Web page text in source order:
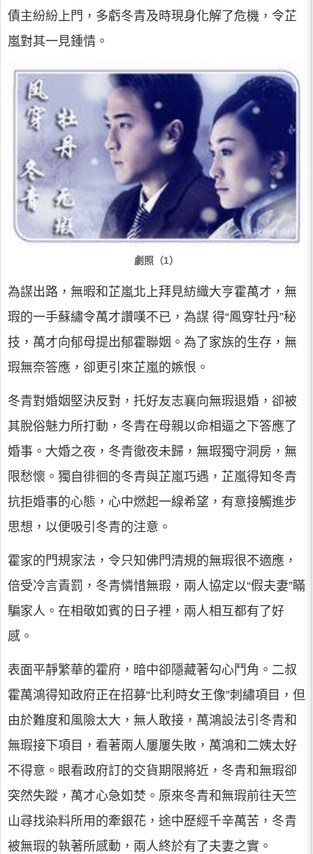
債主紛紛上門，多虧冬青及時現身化解了危機，令芷
嵐對其一見鍾情。
劇照（1）
為謀出路，無暇和芷嵐北上拜見紡織大亨霍萬才，無
瑕的一手蘇繡令萬才讚嘆不已，為謀 得“鳳穿牡丹”秘
技，萬才向郁母提出郁霍聯姻。為了家族的生存，無
瑕無奈答應，卻更引來芷嵐的嫉恨。
冬青對婚姻堅決反對，托好友志襄向無瑕退婚，卻被
其脫俗魅力所打動，冬青在母親以命相逼之下答應了
婚事。大婚之夜，冬青徹夜未歸，無瑕獨守洞房，無
限愁懷。獨自徘徊的冬青與芷嵐巧遇，芷嵐得知冬青
抗拒婚事的心態，心中燃起一線希望，有意接觸進步
思想，以便吸引冬青的注意。
霍家的門規家法，令只知佛門清規的無瑕很不適應，
倍受冷言責罰，冬青憐惜無瑕，兩人協定以“假夫妻”瞞
騙家人。在相敬如賓的日子裡，兩人相互都有了好
感。
表面平靜繁華的霍府，暗中卻隱藏著勾心鬥角。二叔
霍萬鴻得知政府正在招募“比利時女王像”刺繡項目，但
由於難度和風險太大，無人敢接，萬鴻設法引冬青和
無瑕接下項目，看著兩人屢屢失敗，萬鴻和二姨太好
不得意。眼看政府訂的交貨期限將近，冬青和無瑕卻
突然失蹤，萬才心急如焚。原來冬青和無瑕前往天竺
山尋找染料所用的牽銀花，途中歷經千辛萬苦，冬青
被無瑕的執著所感動，兩人終於有了夫妻之實。